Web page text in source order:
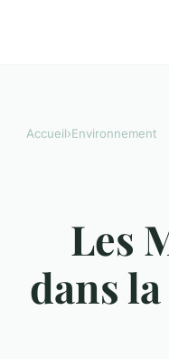
Accueil›Environnement
Les
dans